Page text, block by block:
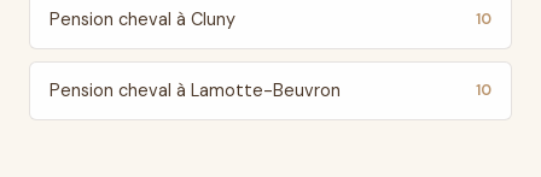
Pension cheval à Cluny 10
Pension cheval à Lamotte-Beuvron 10